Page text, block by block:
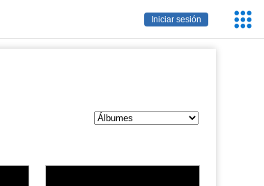
Iniciar sesión